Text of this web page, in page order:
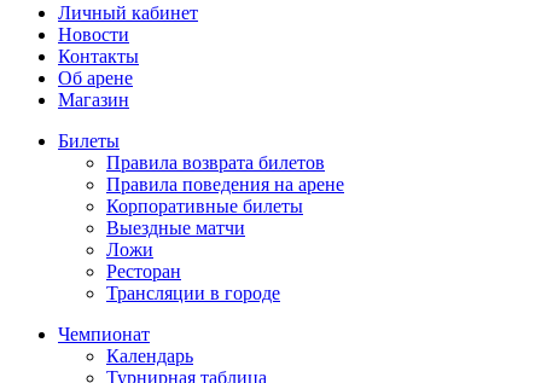
Личный кабинет
Новости
Контакты
Об арене
Магазин
Билеты
Правила возврата билетов
Правила поведения на арене
Корпоративные билеты
Выездные матчи
Ложи
Ресторан
Трансляции в городе
Чемпионат
Календарь
Турнирная таблица